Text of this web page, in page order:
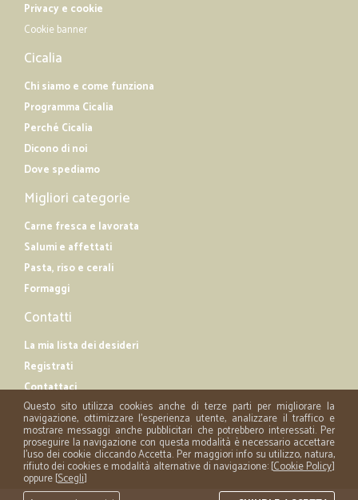
Privacy e cookie
Cookie banner
Cicalia
Chi siamo e come funziona
Programma Cicalia
Perché Cicalia
Dicono di noi
Dove spediamo
Migliori categorie
Carne fresca e lavorata
Salumi e affettati
Pasta, riso e cerali
Formaggi
Contatti
La mia lista dei desideri
Registrati
Contattaci
Questo sito utilizza cookies anche di terze parti per migliorare la
navigazione, ottimizzare l'esperienza utente, analizzare il traffico e
mostrare messaggi anche pubblicitari che potrebbero interessati. Per
proseguire la navigazione con questa modalità è necessario accettare
l'uso dei cookie cliccando Accetta. Per maggiori info su utilizzo, natura,
rifiuto dei cookies e modalità alternative di navigazione: [Cookie Policy]
oppure [Scegli]